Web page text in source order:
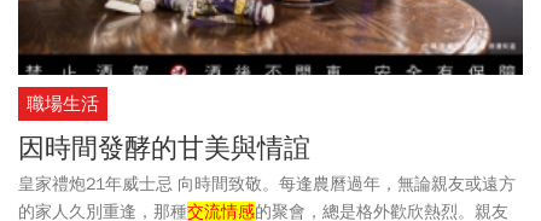
職場生活
因時間發酵的甘美與情誼
皇家禮炮21年威士忌 向時間致敬。每逢農曆過年，無論親友或遠方
的家人久別重逢，那種交流情感的聚會，總是格外歡欣熱烈。親友